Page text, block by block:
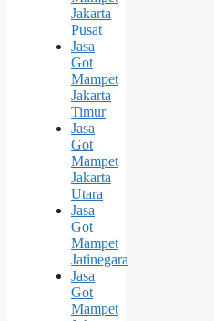
Jakarta
Pusat
Jasa
Got
Mampet
Jakarta
Timur
Jasa
Got
Mampet
Jakarta
Utara
Jasa
Got
Mampet
Jatinegara
Jasa
Got
Mampet